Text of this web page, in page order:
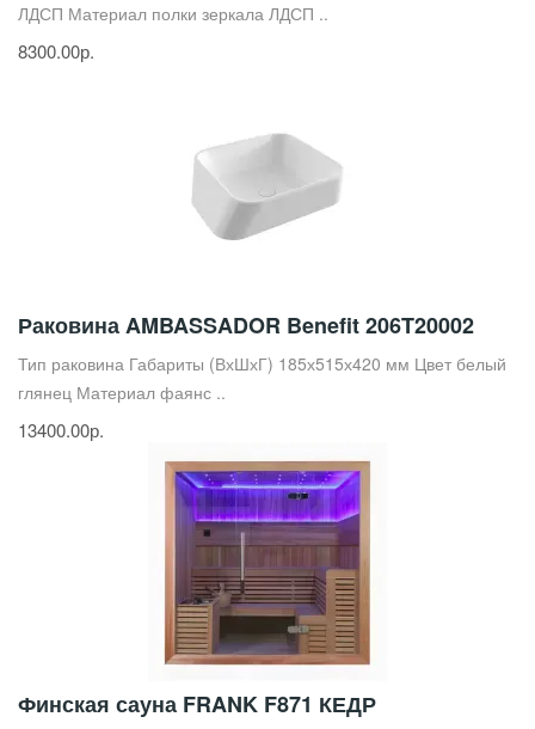
ЛДСП Материал полки зеркала ЛДСП ..
8300.00р.
Раковина AMBASSADOR Benefit 206T20002
Тип раковина Габариты (ВхШхГ) 185х515х420 мм Цвет белый
глянец Материал фаянс ..
13400.00р.
Финская сауна FRANK F871 КЕДР